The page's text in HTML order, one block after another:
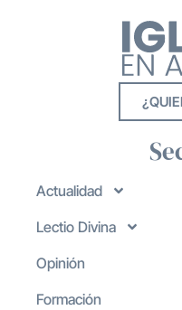
Actualidad
Lectio Divina
Opinión
Formación